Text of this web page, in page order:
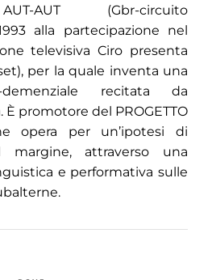
AUT (Gbr-circuito
alla partecipazione nel
televisiva Ciro presenta
per la quale inventa una
demenziale recitata da
promotore del PROGETTO
opera per un’ipotesi di
margine, attraverso una
e performativa sulle